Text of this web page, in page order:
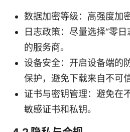
数据加密等级：高强度加
日志政策：尽量选择“零日
的服务商。
设备安全：开启设备端的
保护，避免下载来自不可
证书与密钥管理：避免在
敏感证书和私钥。